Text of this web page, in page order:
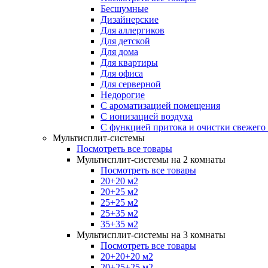
Бесшумные
Дизайнерские
Для аллергиков
Для детской
Для дома
Для квартиры
Для офиса
Для серверной
Недорогие
С ароматизацией помещения
С ионизацией воздуха
С функцией притока и очистки свежего
Мультисплит-системы
Посмотреть все товары
Мультисплит-системы на 2 комнаты
Посмотреть все товары
20+20 м2
20+25 м2
25+25 м2
25+35 м2
35+35 м2
Мультисплит-системы на 3 комнаты
Посмотреть все товары
20+20+20 м2